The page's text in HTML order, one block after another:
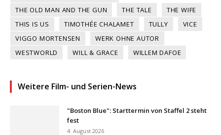
THE OLD MAN AND THE GUN
THE TALE
THE WIFE
THIS IS US
TIMOTHÉE CHALAMET TULLY
VICE
VIGGO MORTENSEN
WERK OHNE AUTOR
WESTWORLD
WILL & GRACE WILLEM DAFOE
Weitere Film- und Serien-News
"Boston Blue": Starttermin von Staffel 2 steht
fest
4. August 2026